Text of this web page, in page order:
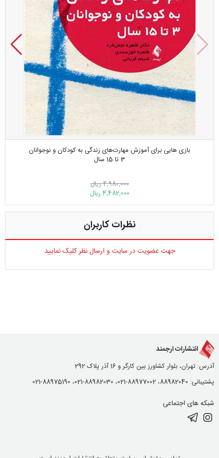
بازی هایی برای آموزش مهارت‌های زندگی به کودکان و نوجوانان
3 تا 15 سال
4,980,000 ریال
4,482,000 ریال
نظرات کاربران
جهت عضویت در سایت و ارسال نظر کلیک نمایید
انتشارات ارجمند
آدرس: تهران، بلوار کشاورز بین کارگر و 16 آذر پلاک 292
پشتیبانی: 88982040، 88977002-021، 88982030-021، 88975190-021
شبکه های اجتماعی